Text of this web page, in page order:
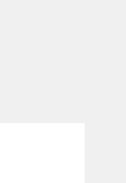
作战，体验高爆率地